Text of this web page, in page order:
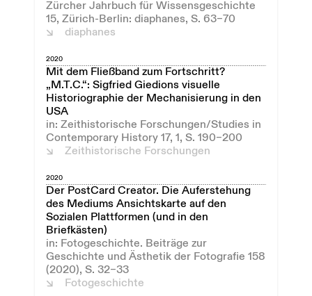
Zürcher Jahrbuch für Wissensgeschichte
15, Zürich-Berlin: diaphanes, S. 63–70
diaphanes
2020
Mit dem Fließband zum Fortschritt?
„M.T.C.“: Sigfried Giedions visuelle
Historiographie der Mechanisierung in den
USA
in: Zeithistorische Forschungen/Studies in
Contemporary History 17, 1, S. 190–200
Zeithistorische Forschungen
2020
Der PostCard Creator. Die Auferstehung
des Mediums Ansichtskarte auf den
Sozialen Plattformen (und in den
Briefkästen)
in: Fotogeschichte. Beiträge zur
Geschichte und Ästhetik der Fotografie 158
(2020), S. 32–33
Fotogeschichte